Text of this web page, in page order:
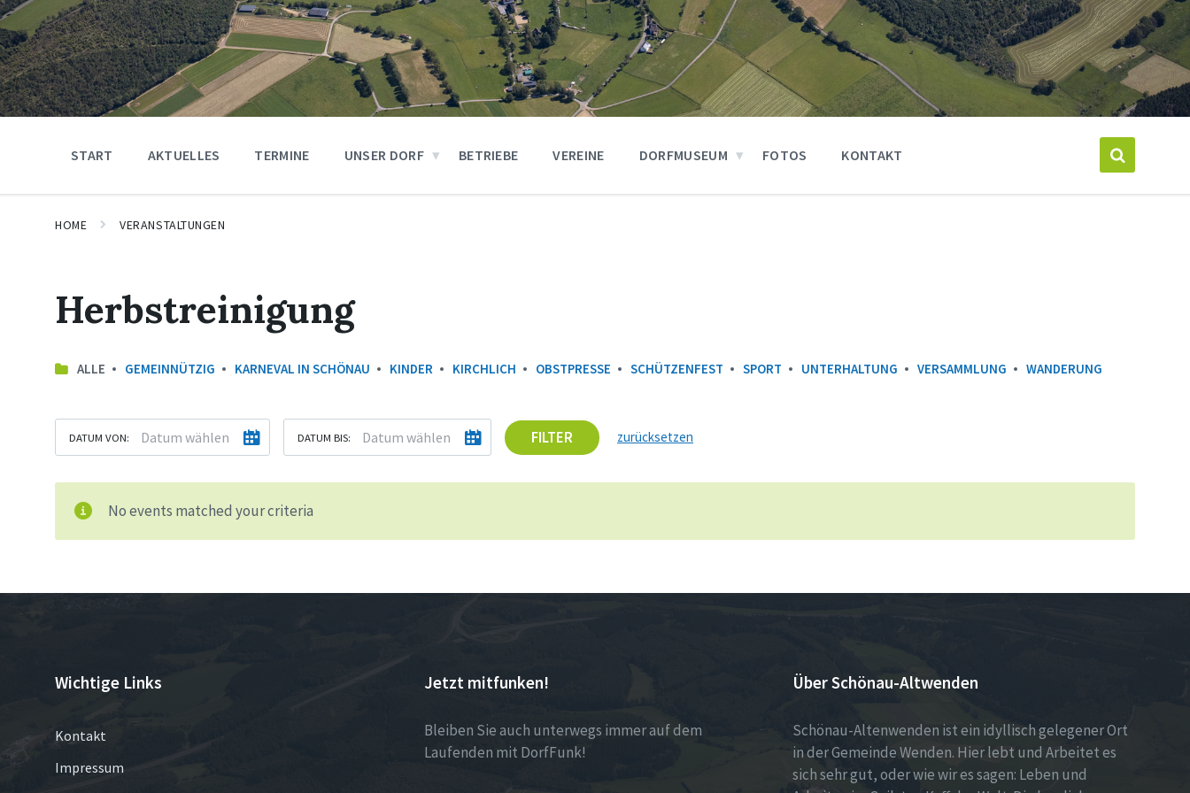
START AKTUELLES TERMINE UNSER DORF BETRIEBE VEREINE DORFMUSEUM FOTOS KONTAKT
HOME VERANSTALTUNGEN
Herbstreinigung
ALLE GEMEINNÜTZIG KARNEVAL IN SCHÖNAU KINDER KIRCHLICH OBSTPRESSE SCHÜTZENFEST SPORT UNTERHALTUNG VERSAMMLUNG WANDERUNG
DATUM VON: DATUM BIS: FILTER zurücksetzen
No events matched your criteria
Wichtige Links
Kontakt
Impressum
Jetzt mitfunken!
Bleiben Sie auch unterwegs immer auf dem
Laufenden mit DorfFunk!
Über Schönau-Altwenden
Schönau-Altenwenden ist ein idyllisch gelegener Ort
in der Gemeinde Wenden. Hier lebt und Arbeitet es
sich sehr gut, oder wie wir es sagen: Leben und